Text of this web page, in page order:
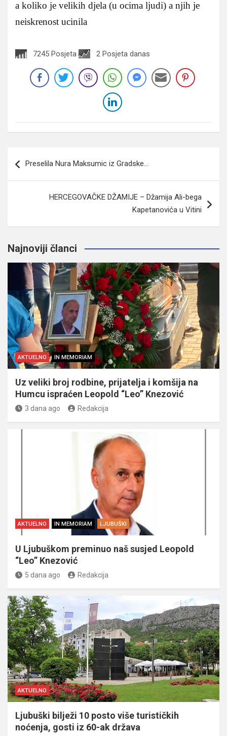
a koliko je velikih djela (u ocima ljudi) a njih je
neiskrenost ucinila
7245 Posjeta 2 Posjeta danas
članaka
Preselila Nura Maksumic iz Gradske…
HERCEGOVAČKE DŽAMIJE – Džamija Ali-bega
Kapetanovića u Vitini
Najnoviji članci
AKTUELNO IN MEMORIAM
Uz veliki broj rodbine, prijatelja i komšija na
Humcu ispraćen Leopold “Leo” Knezović
3 dana ago Redakcija
AKTUELNO IN MEMORIAM LJUBUŠKI
U Ljubuškom preminuo naš susjed Leopold
“Leo” Knezović
5 dana ago Redakcija
AKTUELNO
Ljubuški bilježi 10 posto više turističkih
noćenja, gosti iz 60-ak država